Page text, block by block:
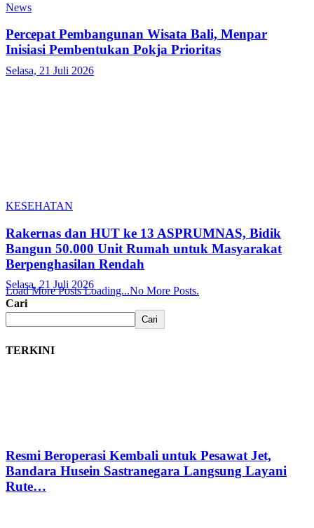
News
Percepat Pembangunan Wisata Bali, Menpar
Inisiasi Pembentukan Pokja Prioritas
Selasa, 21 Juli 2026
KESEHATAN
Rakernas dan HUT ke 13 ASPRUMNAS, Bidik
Bangun 50.000 Unit Rumah untuk Masyarakat
Berpenghasilan Rendah
Selasa, 21 Juli 2026
Load More Posts Loading...No More Posts.
Cari
Cari
TERKINI
Resmi Beroperasi Kembali untuk Pesawat Jet,
Bandara Husein Sastranegara Langsung Layani
Rute…